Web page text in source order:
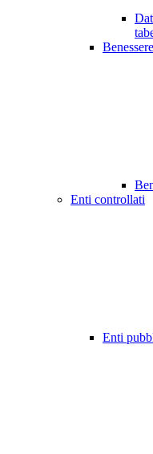
Enti controllati
Enti